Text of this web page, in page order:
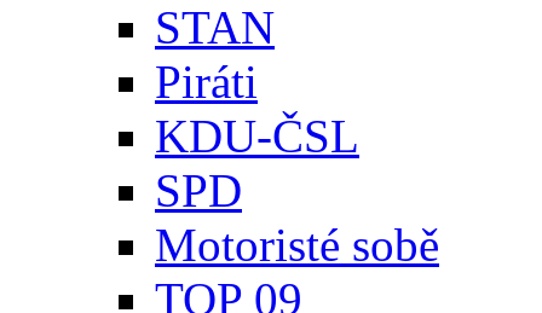
STAN
Piráti
KDU-ČSL
SPD
Motoristé sobě
TOP 09